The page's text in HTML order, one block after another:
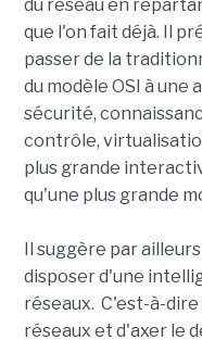
du réseau en
que l'on fait déjà. Il
passer de la
du modèle OSI à une
sécurité,
contrôle,
plus grande
qu'une plus grande
Il suggère par
disposer d'une
réseaux. C'est-à-
réseaux et d'axer le